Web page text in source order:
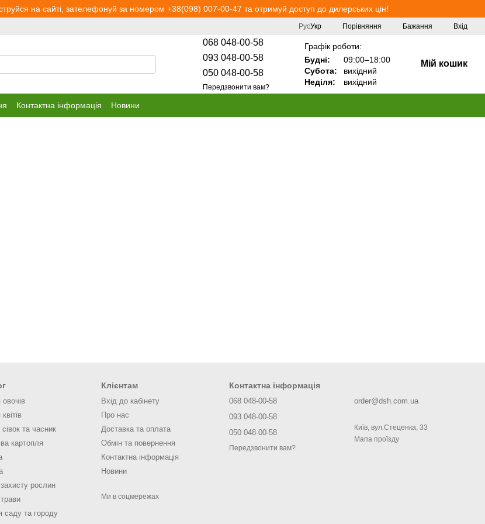
на сайті, зателефонуй за номером +38(098) 007-00-47 та отримуй доступ до дилерських цін!
РусУкр Порівняння Бажання Вхід
068 048-00-58
093 048-00-58
050 048-00-58
Передзвонити вам?
Графік роботи:
Будні:
09:00–18:00
Субота:
вихідний
Неділя:
вихідний
Мій кошик
Контактна інформація Новини
овочів
та часник
картопля
рослин
трави
саду та городу
Клієнтам
Вхід до кабінету
Про нас
Доставка та оплата
Обмін та повернення
Контактна інформація
Новини
Ми в соцмережах
Контактна інформація
068 048-00-58
093 048-00-58
050 048-00-58
Передзвонити вам?
order@dsh.com.ua
Київ, вул.Стеценка, 33
Мапа проїзду